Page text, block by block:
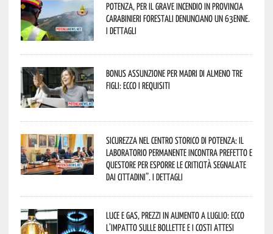
Potenza, per il grave incendio in Provincia
Carabinieri forestali denunciano un 63enne.
I dettagli
Bonus assunzione per madri di almeno tre
figli: ecco i requisiti
Sicurezza nel Centro Storico di Potenza: il
Laboratorio Permanente incontra Prefetto e
Questore per esporre le criticità segnalate
dai cittadini”. I dettagli
Luce e gas, prezzi in aumento a luglio: ecco
l’impatto sulle bollette e i costi attesi